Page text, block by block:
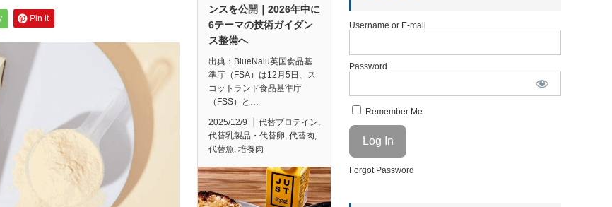
Pin it
ンスを公開｜2026年中に
6テーマの技術ガイダン
ス整備へ
出典：BlueNalu英国食品基
準庁（FSA）は12月5日、ス
コットランド食品基準庁
（FSS）と…
2025/12/9 代替プロテイン
代替乳製品・代替卵 代替肉
代替魚 培養肉
Username or E-mail
Password
Remember Me
Forgot Password